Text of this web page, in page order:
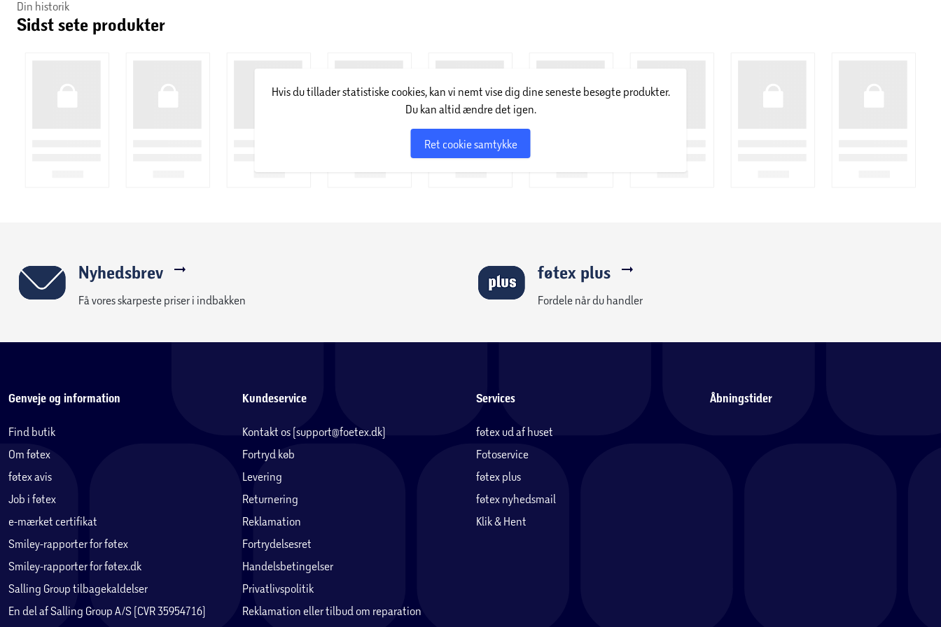
Din historik
Sidst sete produkter
Hvis du tillader statistiske cookies, kan vi nemt vise dig dine seneste besøgte produkter.
Du kan altid ændre det igen.
Ret cookie samtykke
Nyhedsbrev
Få vores skarpeste priser i indbakken
føtex plus
Fordele når du handler
Genveje og information
Find butik
Om føtex
føtex avis
Job i føtex
e-mærket certifikat
Smiley-rapporter for føtex
Smiley-rapporter for føtex.dk
Salling Group tilbagekaldelser
En del af Salling Group A/S (CVR 35954716)
Kundeservice
Kontakt os (support@foetex.dk)
Fortryd køb
Levering
Returnering
Reklamation
Fortrydelsesret
Handelsbetingelser
Privatlivspolitik
Reklamation eller tilbud om reparation
Services
føtex ud af huset
Fotoservice
føtex plus
føtex nyhedsmail
Klik & Hent
Åbningstider